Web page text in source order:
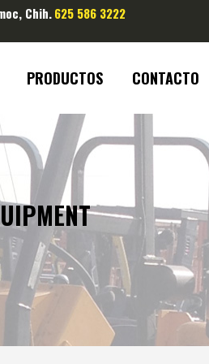
Chih. 625 586 3222
PRODUCTOS CONTACTO